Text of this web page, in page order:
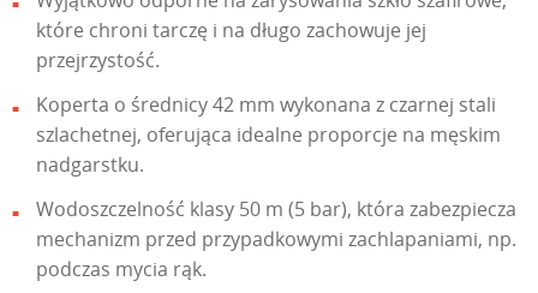
które chroni tarczę i na długo zachowuje jej
przejrzystość.
Koperta o średnicy 42 mm wykonana z czarnej stali
szlachetnej, oferująca idealne proporcje na męskim
nadgarstku.
Wodoszczelność klasy 50 m (5 bar), która zabezpiecza
mechanizm przed przypadkowymi zachlapaniami, np.
podczas mycia rąk.